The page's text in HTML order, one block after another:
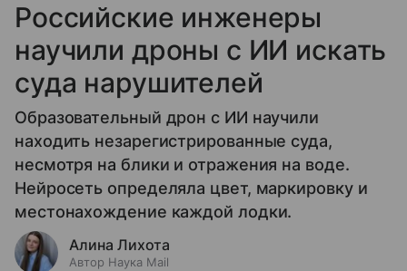
Российские инженеры
научили дроны с ИИ искать
суда нарушителей
Образовательный дрон с ИИ научили
находить незарегистрированные суда,
несмотря на блики и отражения на воде.
Нейросеть определяла цвет, маркировку и
местонахождение каждой лодки.
Алина Лихота
Автор Наука Mail